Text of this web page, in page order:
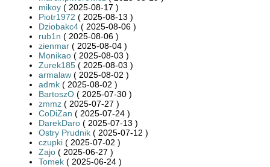
mikoy ( 2025-08-17 )
Piotr1972 ( 2025-08-13 )
Dziobakc4 ( 2025-08-06 )
rub1n ( 2025-08-06 )
zienmar ( 2025-08-04 )
Monikao ( 2025-08-03 )
Zurek185 ( 2025-08-03 )
armalaw ( 2025-08-02 )
admk ( 2025-08-02 )
BartoszO ( 2025-07-30 )
zmmz ( 2025-07-27 )
CoDiZan ( 2025-07-24 )
DarekDaro ( 2025-07-13 )
Ostry Prudnik ( 2025-07-12 )
czupki ( 2025-07-02 )
Zajo ( 2025-06-27 )
Tomek ( 2025-06-24 )